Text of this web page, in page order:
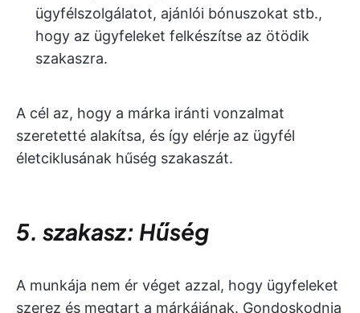
ügyfélszolgálatot, ajánlói bónuszokat stb.,
hogy az ügyfeleket felkészítse az ötödik
szakaszra.
A cél az, hogy a márka iránti vonzalmat
szeretetté alakítsa, és így elérje az ügyfél
életciklusának hűség szakaszát.
5. szakasz: Hűség
A munkája nem ér véget azzal, hogy ügyfeleket
szerez és megtart a márkájának. Gondoskodnia